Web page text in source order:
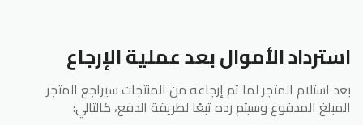
استرداد الأموال بعد عملية الإرجاع
بعد استلام المتجر لما تم إرجاعه من المنتجات سيراجع المتجر
المبلغ المدفوع وسيتم رده تبعًا لطريقة الدفع، كالتالي: